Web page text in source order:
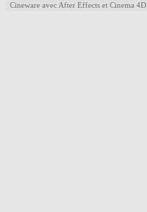
Cineware avec After Effects et Cinema 4D